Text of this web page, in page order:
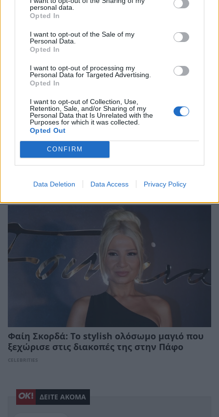
personal data.
Opted In
I want to opt-out of the Sale of my
Personal Data.
Opted In
I want to opt-out of processing my
Personal Data for Targeted Advertising.
Opted In
I want to opt-out of Collection, Use,
Retention, Sale, and/or Sharing of my
Personal Data that Is Unrelated with the
Purposes for which it was collected.
Opted Out
CONFIRM
Data Deletion Data Access Privacy Policy
Φαίη Σκορδά: H συγκινητική έκκληση που
έκανε πριν τις διακοπές – «Δίνουμε αίμα,
CELEBRITIES
Φαίη Σκορδά: Το stylish ολόσωμο μαγιό που
ξεχώρισε στις διακοπές της στην Πάφο
CELEBRITIES
ΔΕΙΤΕ ΑΚΟΜΑ